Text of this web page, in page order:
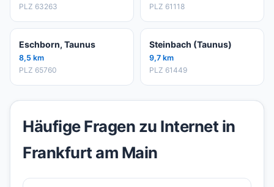
PLZ 63263
PLZ 61118
Eschborn, Taunus
8,5 km
PLZ 65760
Steinbach (Taunus)
9,7 km
PLZ 61449
Häufige Fragen zu Internet in
Frankfurt am Main